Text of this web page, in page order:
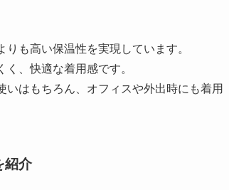
も高い保温性を実現しています。
、快適な着用感です。
はもちろん、オフィスや外出時にも着用
紹介